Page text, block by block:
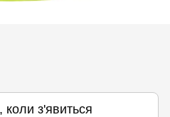
коли з'явиться